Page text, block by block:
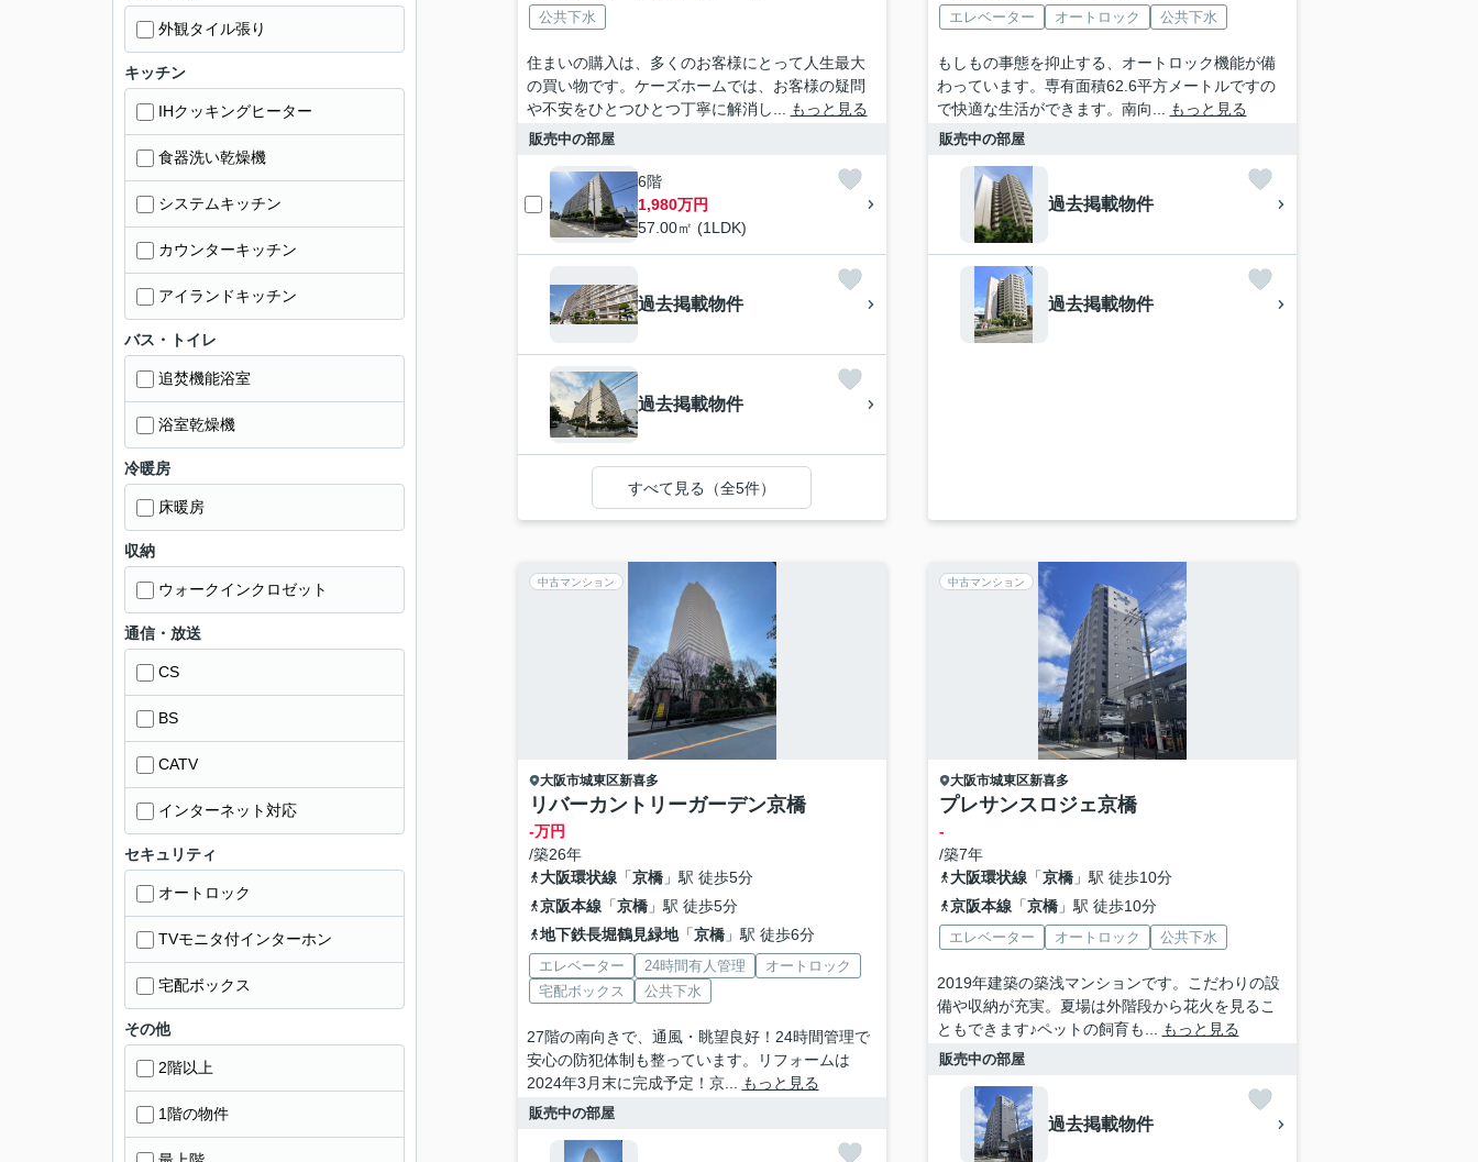
公共下水
住まいの購入は、多くのお客様にとって人生最大
の買い物です。ケーズホームでは、お客様の疑問
や不安をひとつひとつ丁寧に解消し...
もっと見る
販売中の部屋
6階
1,980万円
57.00㎡ (1LDK)
過去掲載物件
過去掲載物件
すべて見る（全5件）
エレベーター オートロック 公共下水
もしもの事態を抑止する、オートロック機能が備
わっています。専有面積62.6平方メートルですの
で快適な生活ができます。南向...
もっと見る
販売中の部屋
過去掲載物件
過去掲載物件
中古マンション
大阪市城東区新喜多
リバーカントリーガーデン京橋
-万円
/築26年
大阪環状線「京橋」駅 徒歩5分
京阪本線「京橋」駅 徒歩5分
地下鉄長堀鶴見緑地「京橋」駅 徒歩6分
エレベーター 24時間有人管理
オートロック
宅配ボックス
公共下水
27階の南向きで、通風・眺望良好！24時間管理で
安心の防犯体制も整っています。リフォームは
2024年3月末に完成予定！京...
もっと見る
販売中の部屋
中古マンション
大阪市城東区新喜多
プレサンスロジェ京橋
-
/築7年
大阪環状線「京橋」駅 徒歩10分
京阪本線「京橋」駅 徒歩10分
エレベーター オートロック 公共下水
2019年建築の築浅マンションです。こだわりの設
備や収納が充実。夏場は外階段から花火を見るこ
ともできます♪ペットの飼育も...
もっと見る
販売中の部屋
過去掲載物件
外観タイル張り
キッチン
IHクッキングヒーター
食器洗い乾燥機
システムキッチン
カウンターキッチン
アイランドキッチン
バス・トイレ
追焚機能浴室
浴室乾燥機
冷暖房
床暖房
収納
ウォークインクロゼット
通信・放送
CS
BS
CATV
インターネット対応
セキュリティ
オートロック
TVモニタ付インターホン
宅配ボックス
その他
2階以上
1階の物件